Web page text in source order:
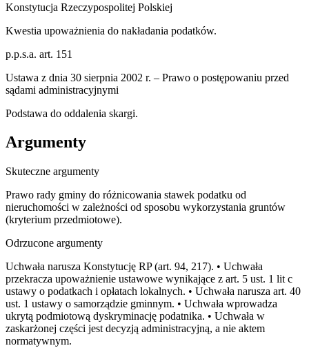
Konstytucja Rzeczypospolitej Polskiej
Kwestia upoważnienia do nakładania podatków.
p.p.s.a. art. 151
Ustawa z dnia 30 sierpnia 2002 r. – Prawo o postępowaniu przed
sądami administracyjnymi
Podstawa do oddalenia skargi.
Argumenty
Skuteczne argumenty
Prawo rady gminy do różnicowania stawek podatku od
nieruchomości w zależności od sposobu wykorzystania gruntów
(kryterium przedmiotowe).
Odrzucone argumenty
Uchwała narusza Konstytucję RP (art. 94, 217). • Uchwała
przekracza upoważnienie ustawowe wynikające z art. 5 ust. 1 lit c
ustawy o podatkach i opłatach lokalnych. • Uchwała narusza art. 40
ust. 1 ustawy o samorządzie gminnym. • Uchwała wprowadza
ukrytą podmiotową dyskryminację podatnika. • Uchwała w
zaskarżonej części jest decyzją administracyjną, a nie aktem
normatywnym.